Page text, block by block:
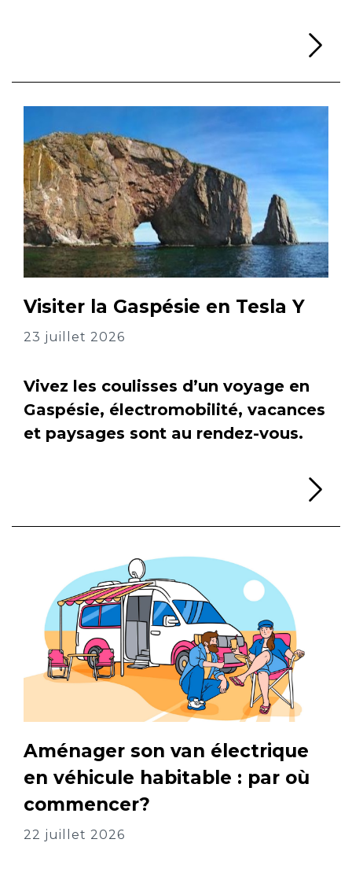
Visiter la Gaspésie en Tesla Y
23 juillet 2026
Vivez les coulisses d’un voyage en
Gaspésie, électromobilité, vacances
et paysages sont au rendez-vous.
Aménager son van électrique
en véhicule habitable : par où
commencer?
22 juillet 2026